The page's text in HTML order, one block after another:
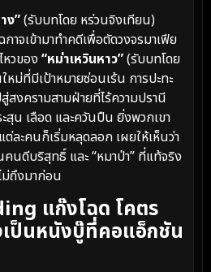
ง”(รับบทโดย หร่วนจิงเทียน)
าจเข้ามาทำคดีเพื่อตัดวงจรมาเฟีย
วของ “หม่าเหวินหาว”(รับบทโดย
หม่ที่มีเป้าหมายซ่อนเร้น การปะทะ
งครามสามฝ่ายที่ไร้ความปรานี
สุน เลือด และควันปืน ยิ่งพวกเขา
ละคนก็เริ่มหลุดลอก เผยให้เห็นว่า
นดีบริสุทธิ์ และ “หมาป่า” ที่แท้จริง
ม่ถึงมาก่อน
แก๊งโฉด โคตร
เป็นหนังบู๊ที่คอแอ็กชัน